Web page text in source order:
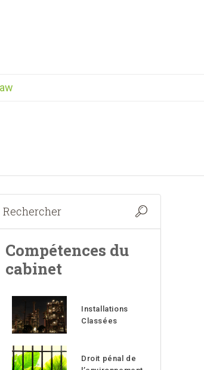
Compétences du
cabinet
Installations
Classées
Droit pénal de